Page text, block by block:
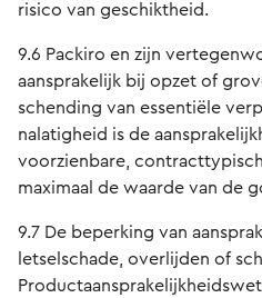
risico van geschiktheid.
9.6 Packiro en zijn
aansprakelijk bij opzet of
schending van essentiële
nalatigheid is de
voorzienbare,
maximaal de waarde van de
9.7 De beperking van
letselschade, overlijden of